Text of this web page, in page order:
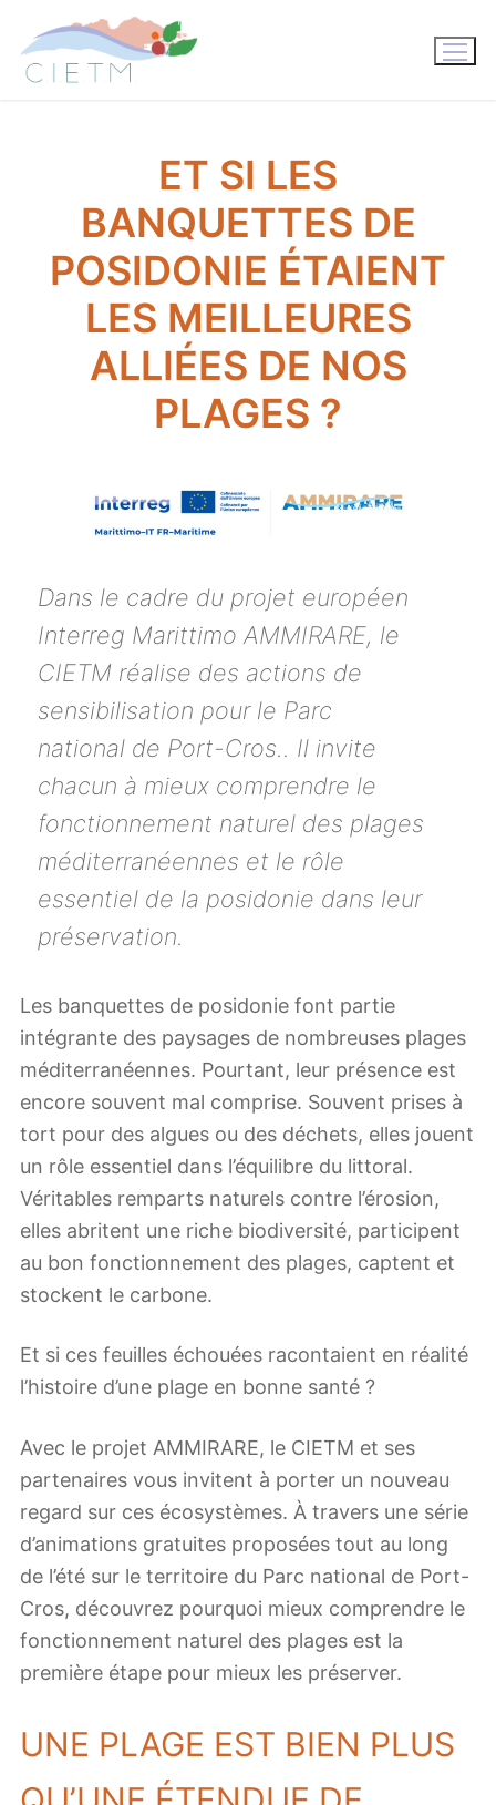
contenu
ET SI LES
BANQUETTES DE
POSIDONIE ÉTAIENT
LES MEILLEURES
ALLIÉES DE NOS
PLAGES ?
Dans le cadre du projet européen
Interreg Marittimo AMMIRARE, le
CIETM réalise des actions de
sensibilisation pour le Parc
national de Port-Cros.. Il invite
chacun à mieux comprendre le
fonctionnement naturel des plages
méditerranéennes et le rôle
essentiel de la posidonie dans leur
préservation.
Les banquettes de posidonie font partie
intégrante des paysages de nombreuses plages
méditerranéennes. Pourtant, leur présence est
encore souvent mal comprise. Souvent prises à
tort pour des algues ou des déchets, elles jouent
un rôle essentiel dans l’équilibre du littoral.
Véritables remparts naturels contre l’érosion,
elles abritent une riche biodiversité, participent
au bon fonctionnement des plages, captent et
stockent le carbone.
Et si ces feuilles échouées racontaient en réalité
l’histoire d’une plage en bonne santé ?
Avec le projet AMMIRARE, le CIETM et ses
partenaires vous invitent à porter un nouveau
regard sur ces écosystèmes. À travers une série
d’animations gratuites proposées tout au long
de l’été sur le territoire du Parc national de Port-
Cros, découvrez pourquoi mieux comprendre le
fonctionnement naturel des plages est la
première étape pour mieux les préserver.
UNE PLAGE EST BIEN PLUS